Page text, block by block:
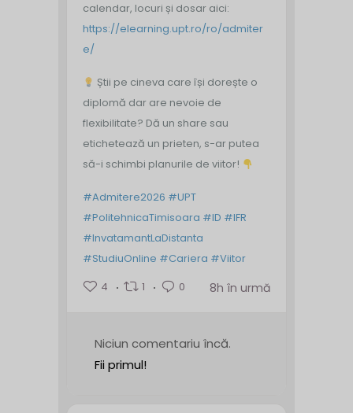
calendar, locuri și dosar aici:
https://elearning.upt.ro/ro/admiter
e/
Știi pe cineva care își dorește o
diplomă dar are nevoie de
flexibilitate? Dă un share sau
etichetează un prieten, s-ar putea
să-i schimbi planurile de viitor!
#Admitere2026 #UPT
#PolitehnicaTimisoara #ID #IFR
#InvatamantLaDistanta
#StudiuOnline #Cariera #Viitor
4
1 0 8h în urmă
Niciun comentariu încă.
Fii primul!